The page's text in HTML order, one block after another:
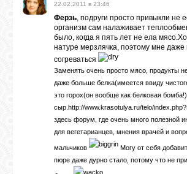
22.02.2011 в 23:46
Ферзь, подруги просто привыкли не
организм сам налаживает
было, когда я пять лет не ела
натуре мерзлячка, поэтому мне даже
согреваться
Заменять очень просто мясо, продукты
даже больше белка(имеется ввиду
это горох(он вообще как белковая
сыр.http://www.krasotulya.ru/telo/
здесь форум, где очень много полезной
для вегетарианцев, мнения врачей и
мальчиков
Могу от себя
пюре даже дурно стало, потому что не